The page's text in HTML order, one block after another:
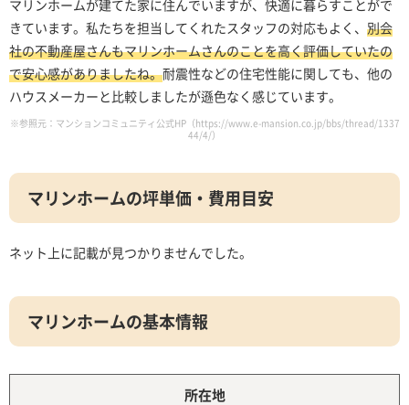
マリンホームが建てた家に住んでいますが、快適に暮らすことがで
きています。私たちを担当してくれたスタッフの対応もよく、 別会
社の不動産屋さんもマリンホームさんのことを高く評価していたの
で安心感がありましたね。耐震性などの住宅性能に関しても、他の
ハウスメーカーと比較しましたが遜色なく感じています。
※参照元：マンションコミュニティ公式HP（https://www.e-mansion.co.jp/bbs/thread/1337
44/4/）
マリンホームの坪単価・費用目安
ネット上に記載が見つかりませんでした。
マリンホームの基本情報
所在地